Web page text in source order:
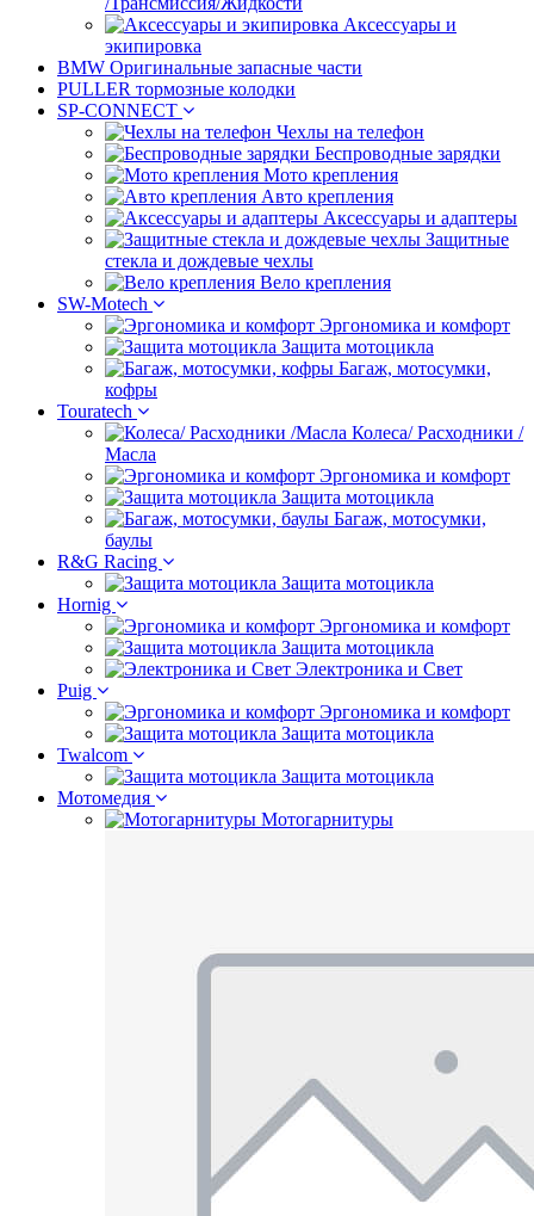
Аксессуары и
экипировка
BMW Оригинальные запасные части
PULLER тормозные колодки
SP-CONNECT
Чехлы на телефон
Беспроводные зарядки
Мото крепления
Авто крепления
Аксессуары и адаптеры
Защитные
стекла и дождевые чехлы
Вело крепления
SW-Motech
Эргономика и комфорт
Защита мотоцикла
Багаж, мотосумки,
кофры
Touratech
Колеса/ Расходники /
Масла
Эргономика и комфорт
Защита мотоцикла
Багаж, мотосумки,
баулы
R&G Racing
Защита мотоцикла
Hornig
Эргономика и комфорт
Защита мотоцикла
Электроника и Свет
Puig
Эргономика и комфорт
Защита мотоцикла
Twalcom
Защита мотоцикла
Мотомедия
Мотогарнитуры